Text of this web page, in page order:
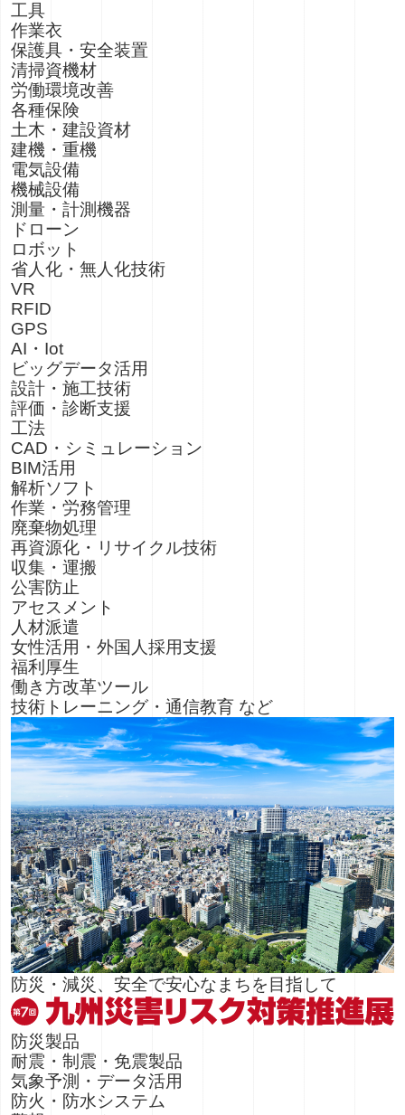
工具
作業衣
保護具・安全装置
清掃資機材
労働環境改善
各種保険
土木・建設資材
建機・重機
電気設備
機械設備
測量・計測機器
ドローン
ロボット
省人化・無人化技術
VR
RFID
GPS
AI・Iot
ビッグデータ活用
設計・施工技術
評価・診断支援
工法
CAD・シミュレーション
BIM活用
解析ソフト
作業・労務管理
廃棄物処理
再資源化・リサイクル技術
収集・運搬
公害防止
アセスメント
人材派遣
女性活用・外国人採用支援
福利厚生
働き方改革ツール
技術トレーニング・通信教育 など
防災・減災、安全で安心なまちを目指して
防災製品
耐震・制震・免震製品
気象予測・データ活用
防火・防水システム